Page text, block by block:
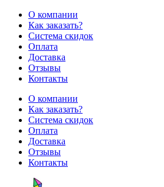
О компании
Как заказать?
Система скидок
Оплата
Доставка
Отзывы
Контакты
О компании
Как заказать?
Система скидок
Оплата
Доставка
Отзывы
Контакты